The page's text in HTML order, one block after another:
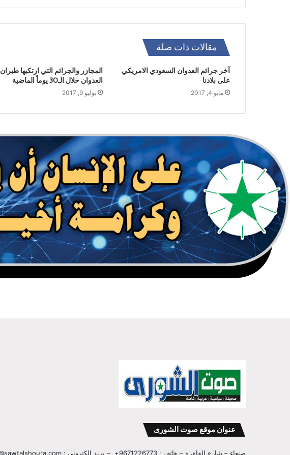
مقالات ذات صلة
آخر جرائم العدوان السعودي الامريكي
على بلادنا
مايو 4, 2017
المجازر والجرائم التي ارتكبها طيران
العدوان خلال الـ30 يوماً الماضية
يوليو 9, 2017
عنوان موقع صوت الشورى
صنعاء – شارع القاهرة – هاتف : 9671226773+ – بريد الكتروني : info@sawtalshoura.com